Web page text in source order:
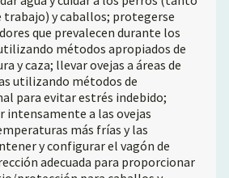
trabajo) y caballos; protegerse
que prevalecen durante los
métodos apropiados de
y caza; llevar ovejas a áreas de
utilizando métodos de
para evitar estrés indebido;
a las ovejas
más frías y las
y configurar el vagón de
adecuada para proporcionar